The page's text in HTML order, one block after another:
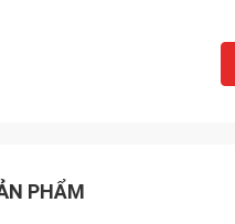
PHẨM